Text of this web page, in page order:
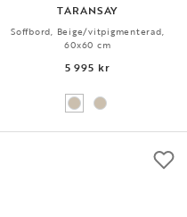
TARANSAY
Soffbord, Beige/vitpigmenterad,
60x60 cm
5 995 kr